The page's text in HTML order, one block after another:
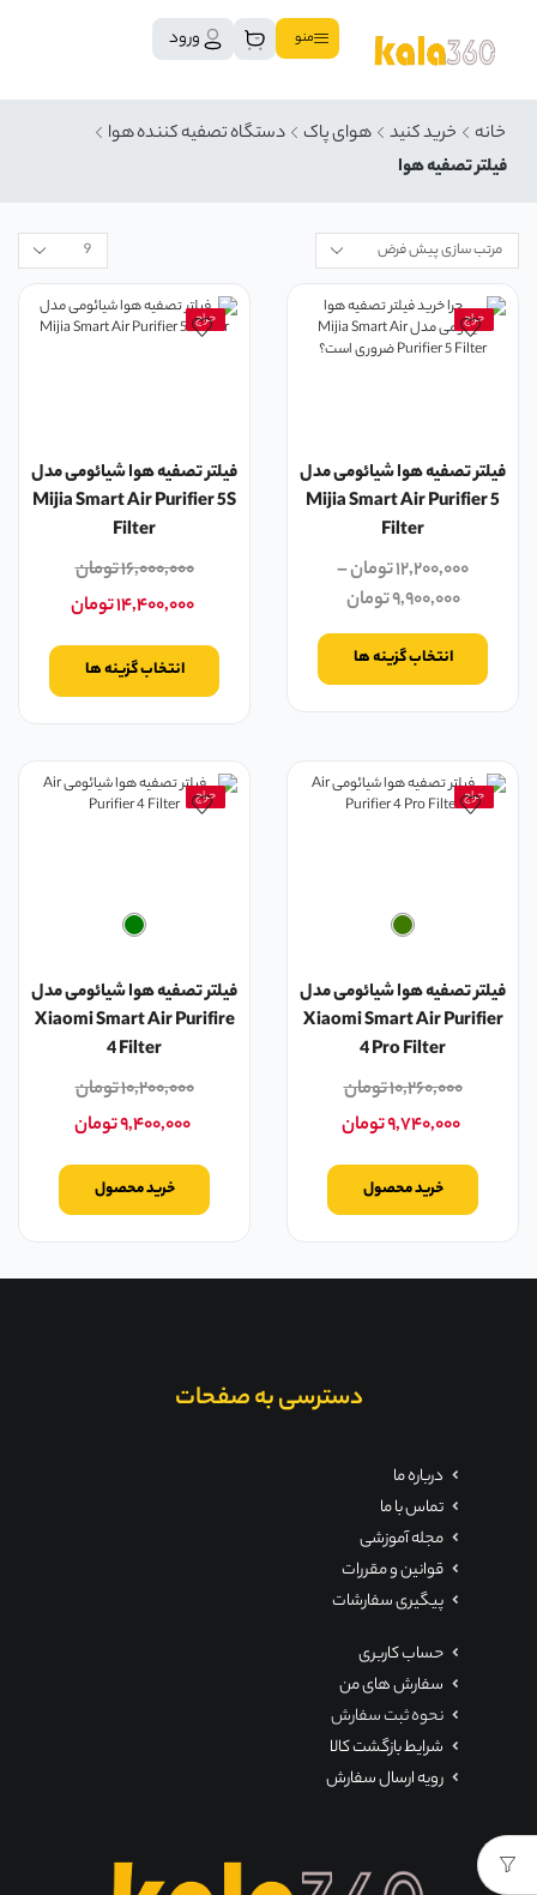
منو ورود
خانه خرید کنید هوای پاک
دستگاه تصفیه کننده هوا
فیلتر تصفیه هوا
حراج
فیلتر تصفیه هوا شیائومی مدل
Mijia Smart Air Purifier 5
Filter
۱۲,۲۰۰,۰۰۰تومان–
۹,۹۰۰,۰۰۰تومان
انتخاب گزینه ها
حراج
فیلتر تصفیه هوا شیائومی مدل
Mijia Smart Air Purifier 5S
Filter
۱۶,۰۰۰,۰۰۰تومان
۱۴,۴۰۰,۰۰۰تومان
انتخاب گزینه ها
حراج
فیلتر تصفیه هوا شیائومی مدل
Xiaomi Smart Air Purifier
4 Pro Filter
۱۰,۲۶۰,۰۰۰تومان
۹,۷۴۰,۰۰۰تومان
خرید محصول
حراج
فیلتر تصفیه هوا شیائومی مدل
Xiaomi Smart Air Purifire
4 Filter
۱۰,۲۰۰,۰۰۰تومان
۹,۴۰۰,۰۰۰تومان
خرید محصول
دسترسی به صفحات
درباره ما
تماس با ما
مجله آموزشی
قوانین و مقررات
پیگیری سفارشات
حساب کاربری
سفارش های من
نحوه ثبت سفارش
شرایط بازگشت کالا
رویه ارسال سفارش